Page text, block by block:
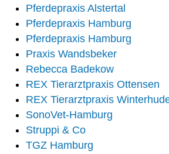
Pferdepraxis Alstertal
Pferdepraxis Hamburg
Pferdepraxis Hamburg
Praxis Wandsbeker
Rebecca Badekow
REX Tierarztpraxis Ottensen
REX Tierarztpraxis
SonoVet-Hamburg
Struppi & Co
TGZ Hamburg